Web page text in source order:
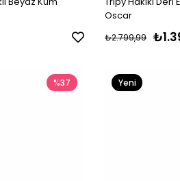
Oscar
₺2.799,99
%37
Yeni